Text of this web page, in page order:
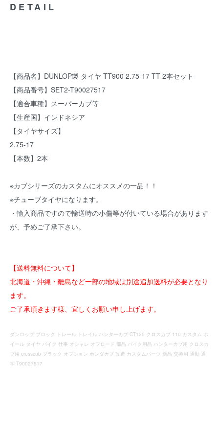
DETAIL
【商品名】DUNLOP製 タイヤ TT900 2.75-17 TT 2本セット
【商品番号】SET2-T90027517
【適合車種】スーパーカブ等
【生産国】インドネシア
【タイヤサイズ】
2.75-17
【本数】2本
※カブシリーズのカスタムにオススメの一品！！
※チューブタイヤになります。
・輸入商品ですので輸送時の小傷等が付いている場合があります
が、予めご了承下さい。
【送料無料について】
北海道・沖縄・離島など一部の地域は別途追加送料が必要となり
ます。
ご了承頂きます様、宜しくお願い申し上げます。
ダンロップ ブロック トレール トレイル ハンターカブ CT125 クロスカブ 110 カスタム ホ
イール タイヤ バイク 仕事 オシャレ オフロード 部品 バイク用品 ハンターカブ用 クロスカ
ブ用 crosscub ブラック オプション ホンダカブ 改造 カスタムパーツ 新品 交換用 通勤 通
学 T90027517